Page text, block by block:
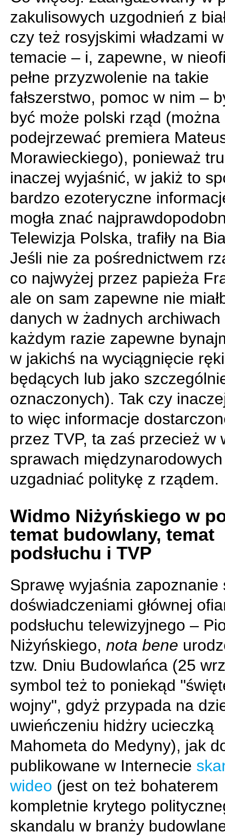
zakulisowych uzgodnień z
czy też rosyjskimi władzami
temacie – i, zapewne, w
pełne przyzwolenie na takie
fałszerstwo, pomoc w nim –
być może polski rząd (można
podejrzewać premiera
Morawieckiego), ponieważ
inaczej wyjaśnić, w jakiż to
bardzo ezoteryczne
mogła znać
Telewizja Polska, trafiły na
Jeśli nie za pośrednictwem
co najwyżej przez papieża
ale on sam zapewne nie
danych w żadnych archiwach
każdym razie zapewne
w jakichś na wyciągnięcie ręki
będących lub jako
oznaczonych). Tak czy
to więc informacje
przez TVP, ta zaś przecież w
sprawach
uzgadniać politykę z rządem.
Widmo Niżyńskiego w
temat budowlany, temat
podsłuchu i TVP
Sprawę wyjaśnia zapoznanie
doświadczeniami głównej
podsłuchu telewizyjnego –
Niżyńskiego, nota bene
tzw. Dniu Budowlańca (25
symbol też to poniekąd
wojny", gdyż przypada na
uwieńczeniu hidżry ucieczką
Mahometa do Medyny), jak
publikowane w Internecie
wideo (jest on też bohaterem
kompletnie krytego
skandalu w branży